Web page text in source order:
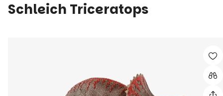
Schleich Triceratops